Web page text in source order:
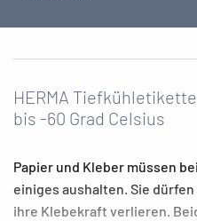
HERMA
bis -60 Grad Celsius
Papier und Kleber müssen
einiges aushalten. Sie
ihre Klebekraft verlieren.